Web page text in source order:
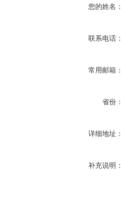
您的姓名
联系电话
常用邮箱
省份
详细地址
补充说明